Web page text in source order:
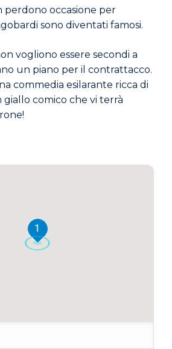
perdono occasione per
sono diventati famosi.
vogliono essere secondi a
un piano per il contrattacco.
commedia esilarante ricca di
giallo comico che vi terrà
1